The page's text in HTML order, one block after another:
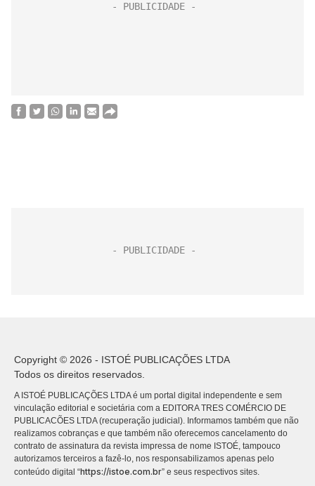
Copyright © 2026 - ISTOÉ PUBLICAÇÕES LTDA
Todos os direitos reservados.
A ISTOÉ PUBLICAÇÕES LTDA é um portal digital independente e sem
vinculação editorial e societária com a EDITORA TRES COMÉRCIO DE
PUBLICACÕES LTDA (recuperação judicial). Informamos também que não
realizamos cobranças e que também não oferecemos cancelamento do
contrato de assinatura da revista impressa de nome ISTOÉ, tampouco
autorizamos terceiros a fazê-lo, nos responsabilizamos apenas pelo
conteúdo digital “https://istoe.com.br” e seus respectivos sites.